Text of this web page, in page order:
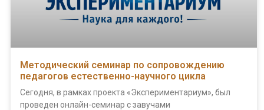
Методический семинар по сопровождению
педагогов естественно-научного цикла
Сегодня, в рамках проекта «Экспериментариум», был
проведен онлайн-семинар с завучами